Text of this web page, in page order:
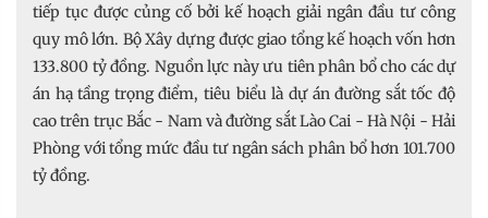
tiếp tục được củng cố bởi kế hoạch giải ngân đầu tư công
quy mô lớn. Bộ Xây dựng được giao tổng kế hoạch vốn hơn
133.800 tỷ đồng. Nguồn lực này ưu tiên phân bổ cho các dự
án hạ tầng trọng điểm, tiêu biểu là dự án đường sắt tốc độ
cao trên trục Bắc - Nam và đường sắt Lào Cai - Hà Nội - Hải
Phòng với tổng mức đầu tư ngân sách phân bổ hơn 101.700
tỷ đồng.